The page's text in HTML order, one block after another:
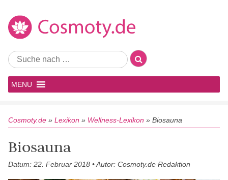
MENU
Cosmoty.de » Lexikon » Wellness-Lexikon » Biosauna
Biosauna
Datum: 22. Februar 2018 • Autor: Cosmoty.de Redaktion